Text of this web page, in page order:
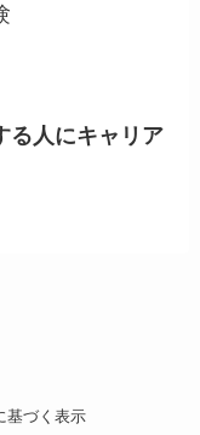
る人にキャリア
基づく表示